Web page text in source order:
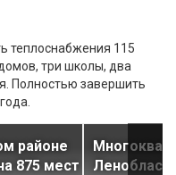
теплоснабжения 115
три школы, два
Полностью завершить
районе
875 мест